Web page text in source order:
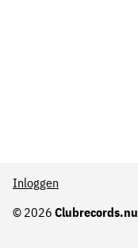
© 2026 Clubrecords.nu
Inloggen